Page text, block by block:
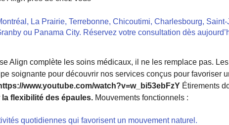
La Prairie, Terrebonne, Chicoutimi, Charlesbourg,
ou Panama City. Réservez votre consultation dès
Align complète les soins médicaux, il ne les remplace pas.
soignante pour découvrir nos services conçus pour favoriser
www.youtube.com/watch?v=w_bi53ebFzY Étirements
flexibilité des épaules. Mouvements fonctionnels :
quotidiennes qui favorisent un mouvement naturel.